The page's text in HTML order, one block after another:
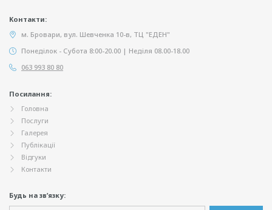
Контакти:
м. Бровари, вул. Шевченка 10-в, ТЦ "ЕДЕН"
Понеділок - Субота 8:00-20.00 | Неділя 08.00-18.00
063 993 80 80
Посилання:
Головна
Послуги
Галерея
Публікації
Відгуки
Контакти
Будь на зв’язку: